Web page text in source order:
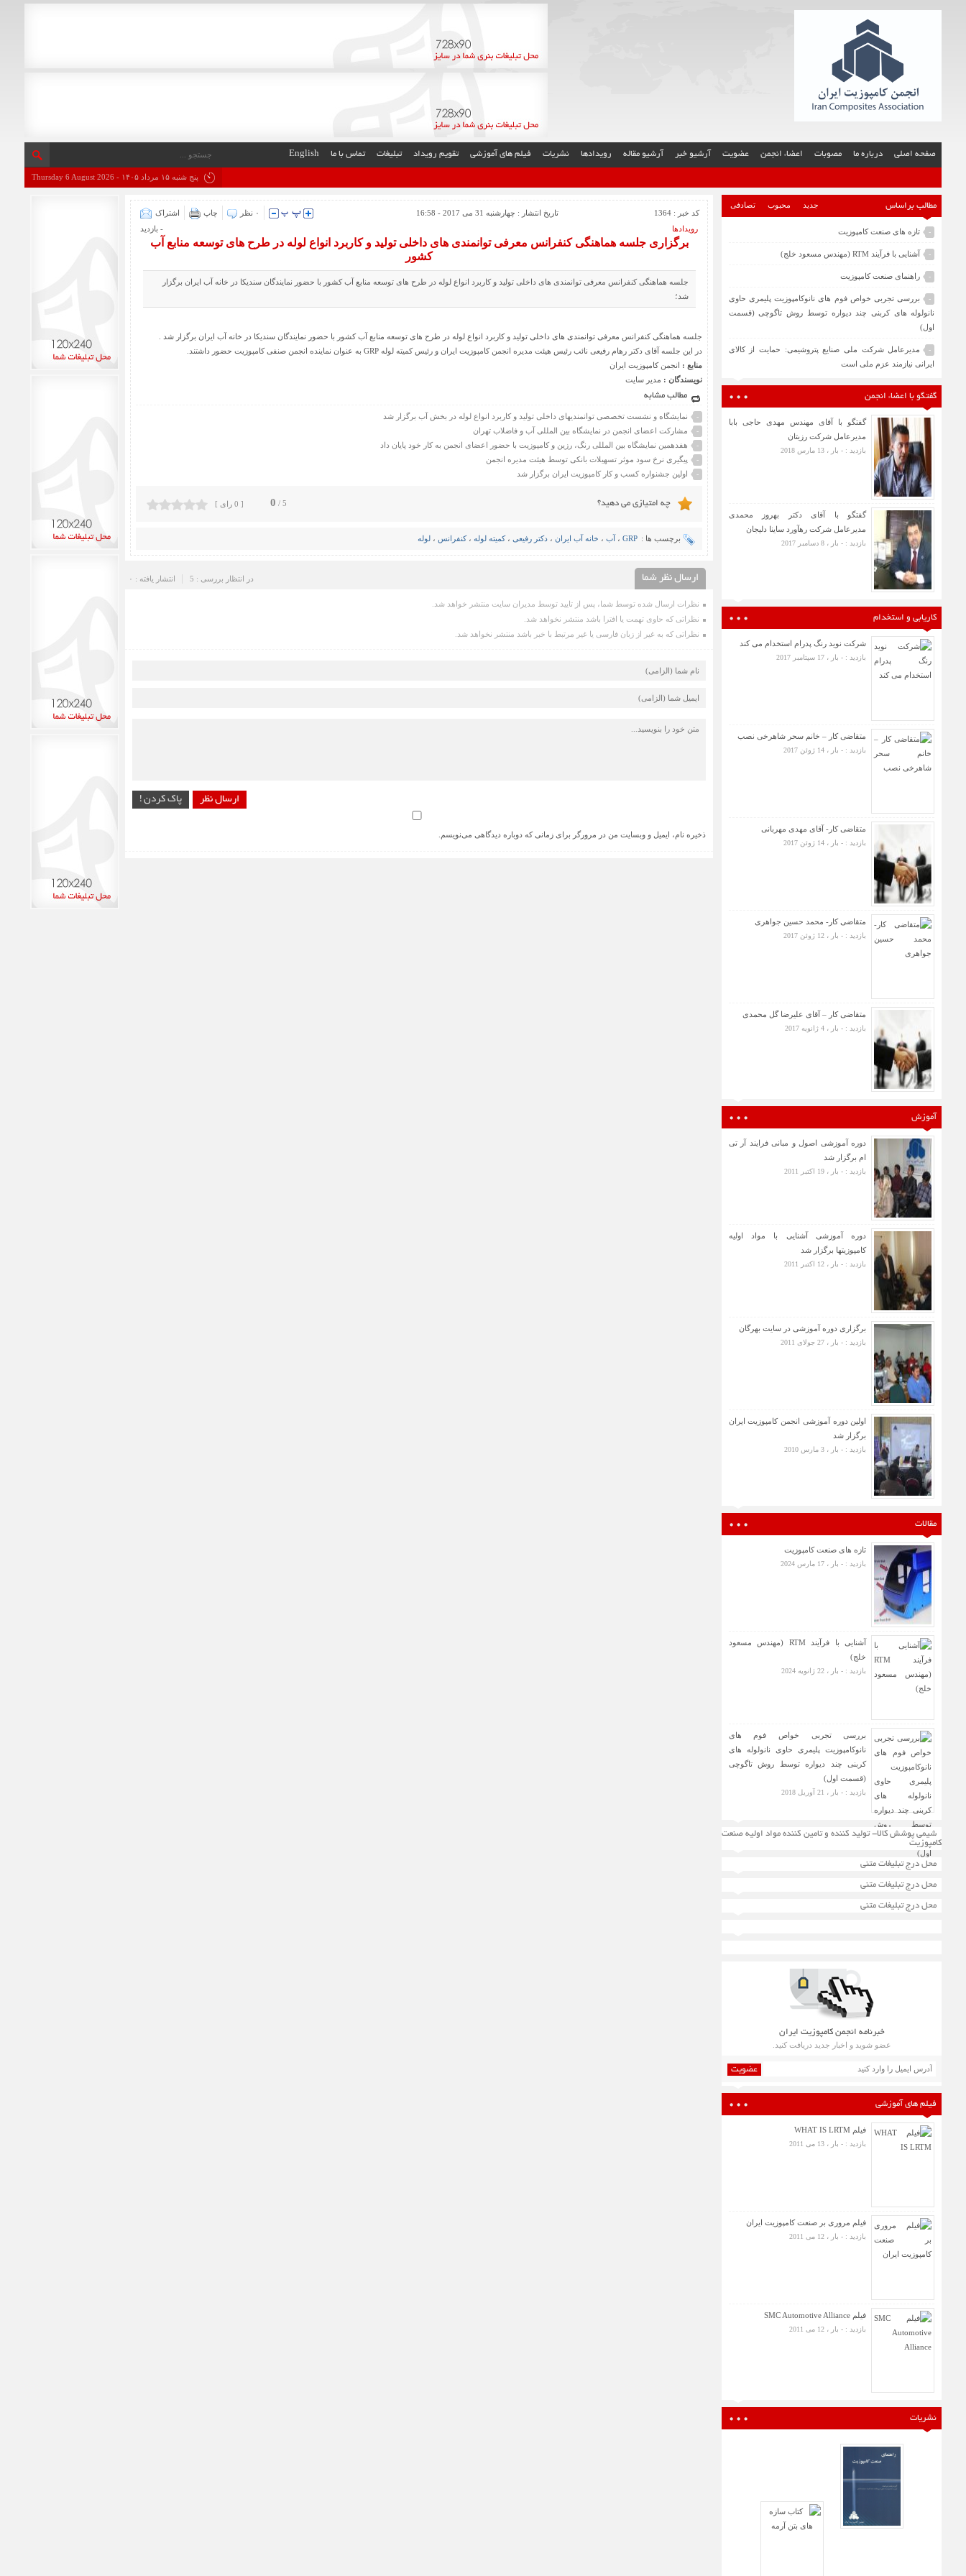
صفحه اصلی درباره ما مصوبات اعضاء انجمن عضویت آرشیو خبر آرشیو مقاله رویدادها نشریات فیلم های آموزشی تقویم رویداد تبلیغات تماس با ما English
پنج شنبه ۱۵ مرداد ۱۴۰۵ - Thursday 6 August 2026
کد خبر : 1364 تاریخ انتشار : چهارشنبه 31 می 2017 - 16:58 اشتراک چاپ
۰ نظر
رویدادها
- بازدید
برگزاری جلسه هماهنگی کنفرانس معرفی توانمندی های داخلی تولید و کاربرد انواع لوله در طرح های توسعه منابع آب
کشور
جلسه هماهنگی کنفرانس معرفی توانمندی های داخلی تولید و کاربرد انواع لوله در طرح های توسعه منابع آب کشور با حضور نمایندگان سندیکا در خانه آب ایران برگزار
شد؛
جلسه هماهنگی کنفرانس معرفی توانمندی های داخلی تولید و کاربرد انواع لوله در طرح های توسعه منابع آب کشور با حضور نمایندگان سندیکا در خانه آب ایران برگزار شد .
در این جلسه آقای دکتر رهام رفیعی نائب رئیس هیئت مدیره انجمن کامپوزیت ایران و رئیس کمیته لوله GRP به عنوان نماینده انجمن صنفی کامپوزیت حضور داشتند.
منابع : انجمن کامپوزیت ایران
نویسندگان : مدیر سایت
مطالب مشابه
- نمایشگاه و نشست تخصصی توانمندیهای داخلی تولید و کاربرد انواع لوله در بخش آب برگزار شد
- مشارکت اعضای انجمن در نمایشگاه بین المللی آب و فاضلاب تهران
- هفدهمین نمایشگاه بین المللی رنگ، رزین و کامپوزیت با حضور اعضای انجمن به کار خود پایان داد
- پیگیری نرخ سود موثر تسهیلات بانکی توسط هیئت مدیره انجمن
- اولین جشنواره کسب و کار کامپوزیت ایران برگزار شد
چه امتیازی می دهید؟ 5 /
0 [ 0 رای ]
برچسب ها : GRP، آب، خانه آب ایران، دکتر رفیعی،کمیته لوله،کنفرانس ، لوله
ارسال نظر شما انتشار یافته : ۰ در انتظار بررسی : 5
نظرات ارسال شده توسط شما، پس از تایید توسط مدیران سایت منتشر خواهد شد.
نظراتی که حاوی تهمت یا افترا باشد منتشر نخواهد شد.
نظراتی که به غیر از زبان فارسی یا غیر مرتبط با خبر باشد منتشر نخواهد شد.
ارسال نظر پاک کردن !
ذخیره نام، ایمیل و وبسایت من در مرورگر برای زمانی که دوباره دیدگاهی می‌نویسم.
مطالب براساس جدید محبوب تصادفی
- تازه های صنعت کامپوزیت
- آشنایی با فرآیند RTM (مهندس مسعود خلج)
- راهنمای صنعت کامپوزیت
-
بررسی تجربی خواص فوم های نانوکامپوزیت پلیمری حاوی
نانولوله های کربنی چند دیواره توسط روش تاگوچی (قسمت
اول)
-
مدیرعامل شرکت ملی صنایع پتروشیمی: حمایت از کالای
ایرانی نیازمند عزم ملی است
گفتگو با اعضاء انجمن
گفتگو با آقای مهندس مهدی حاجی بابا
مدیرعامل شرکت رزیتان
بازدید : - بار ، 13 مارس 2018
گفتگو با آقای دکتر بهروز محمدی
مدیرعامل شرکت رهآورد ساینا دلیجان
بازدید : - بار ، 8 دسامبر 2017
کاریابی و استخدام
شرکت نوید رنگ پدرام استخدام می کند
بازدید : - بار ، 17 سپتامبر 2017
متقاضی کار – خانم سحر شاهرخی نصب
بازدید : - بار ، 14 ژوئن 2017
متقاضی کار- آقای مهدی مهربانی
بازدید : - بار ، 14 ژوئن 2017
متقاضی کار- محمد حسین جواهری
بازدید : - بار ، 12 ژوئن 2017
متقاضی کار – آقای علیرضا گل محمدی
بازدید : - بار ، 4 ژانویه 2017
آموزش
دوره آموزشی اصول و مبانی فرایند آر تی
ام برگزار شد
بازدید : - بار ، 19 اکتبر 2011
دوره آموزشی آشنایی با مواد اولیه
کامپوزیتها برگزار شد
بازدید : - بار ، 12 اکتبر 2011
برگزاری دوره آموزشی در سایت بهرگان
بازدید : - بار ، 27 جولای 2011
اولین دوره آموزشی انجمن کامپوزیت ایران
برگزار شد
بازدید : - بار ، 3 مارس 2010
مقالات
تازه های صنعت کامپوزیت
بازدید : - بار ، 17 مارس 2024
آشنایی با فرآیند RTM (مهندس مسعود
خلج)
بازدید : - بار ، 22 ژانویه 2024
بررسی تجربی خواص فوم های
نانوکامپوزیت پلیمری حاوی نانولوله های
کربنی چند دیواره توسط روش تاگوچی
(قسمت اول)
بازدید : - بار ، 21 آوریل 2018
نشریات
فیلم های آموزشی
فیلم WHAT IS LRTM
بازدید : - بار ، 13 می 2011
فیلم مروری بر صنعت کامپوزیت ایران
بازدید : - بار ، 12 می 2011
فیلم SMC Automotive Alliance
بازدید : - بار ، 12 می 2011
خبرنامه انجمن کامپوزیت ایران
عضو شوید و اخبار جدید دریافت کنید.
عضویت
شیمی پوشش کالا- تولید کننده و تامین کننده مواد اولیه صنعت
کامپوزیت
محل درج تبلیغات متنی
محل درج تبلیغات متنی
محل درج تبلیغات متنی